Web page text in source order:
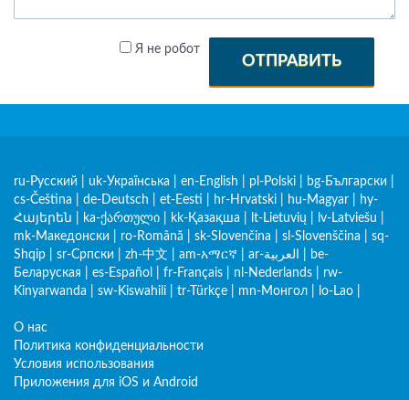
Я не робот
ОТПРАВИТЬ
ru-Русский uk-Українська en-English pl-Polski bg-Български
cs-Čeština
de-Deutsch et-Eesti hr-Hrvatski hu-Magyar
hy-
Հայերեն
ka-ქართული kk-Қазақша lt-Lietuvių lv-Latviešu
mk-Македонски
ro-Română sk-Slovenčina sl-Slovenščina
sq-
Shqip
sr-Српски zh-中文 am-አማርኛ ar-العربية
be-
Беларуская
es-Español fr-Français nl-Nederlands
rw-
Kinyarwanda
sw-Kiswahili tr-Türkçe mn-Монгол lo-Lao
О нас
Политика конфиденциальности
Условия использования
Приложения для iOS и Android